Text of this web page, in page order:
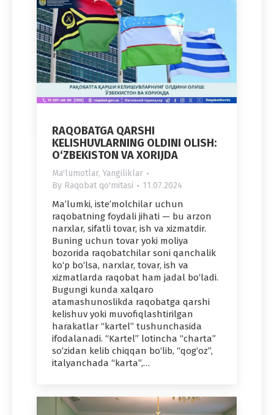
RAQOBATGA QARSHI
KELISHUVLARNING OLDINI OLISH:
O‘ZBEKISTON VA XORIJDA
Ma'lumotlar, Yangiliklar
By Raqobat qo'mitasi 11.07.2024
Ma’lumki, iste’molchilar uchun
raqobatning foydali jihati — bu arzon
narxlar, sifatli tovar, ish va xizmatdir.
Buning uchun tovar yoki moliya
bozorida raqobatchilar soni qanchalik
ko‘p bo‘lsa, narxlar, tovar, ish va
xizmatlarda raqobat ham jadal bo‘ladi.
Bugungi kunda xalqaro
atamashunoslikda raqobatga qarshi
kelishuv yoki muvofiqlashtirilgan
harakatlar “kartel” tushunchasida
ifodalanadi. “Kartel” lotincha “charta”
so‘zidan kelib chiqqan bo‘lib, “qog‘oz”,
italyanchada “karta”,…